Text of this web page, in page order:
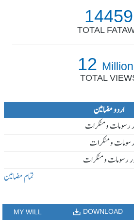
14459
TOTAL
12
TOTAL
اردو مضامین
رسومات و منکرات
و منکرات
رسومات و منکرات
تمام مضامین
MY WILL DOWNLOAD